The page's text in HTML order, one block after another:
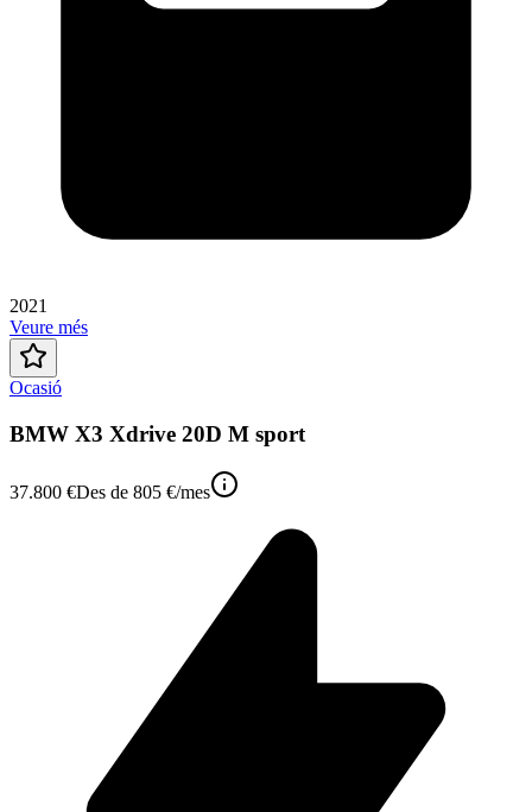
2021
Veure més
Ocasió
BMW X3 Xdrive 20D M sport
37.800 €Des de 805 €/mes